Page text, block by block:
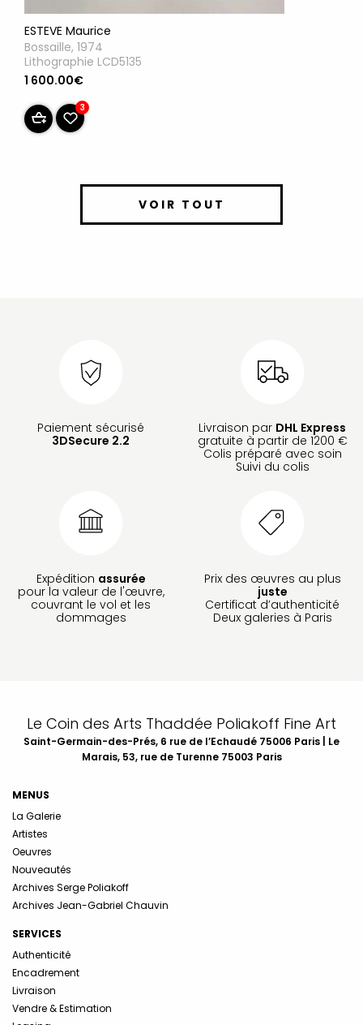
ESTEVE Maurice
Bossaille, 1974
Lithographie LCD5135
1 600.00€
3
VOIR TOUT
Paiement sécurisé
3DSecure 2.2
Livraison par DHL Express
gratuite à partir de 1200 €
Colis préparé avec soin
Suivi du colis
Expédition assurée
pour la valeur de l'œuvre,
couvrant le vol et les
dommages
Prix des œuvres au plus
juste
Certificat d’authenticité
Deux galeries à Paris
Le Coin des Arts Thaddée Poliakoff Fine Art
Saint-Germain-des-Prés, 6 rue de l’Echaudé 75006 Paris | Le
Marais, 53, rue de Turenne 75003 Paris
MENUS
La Galerie
Artistes
Oeuvres
Nouveautés
Archives Serge Poliakoff
Archives Jean-Gabriel Chauvin
SERVICES
Authenticité
Encadrement
Livraison
Vendre & Estimation